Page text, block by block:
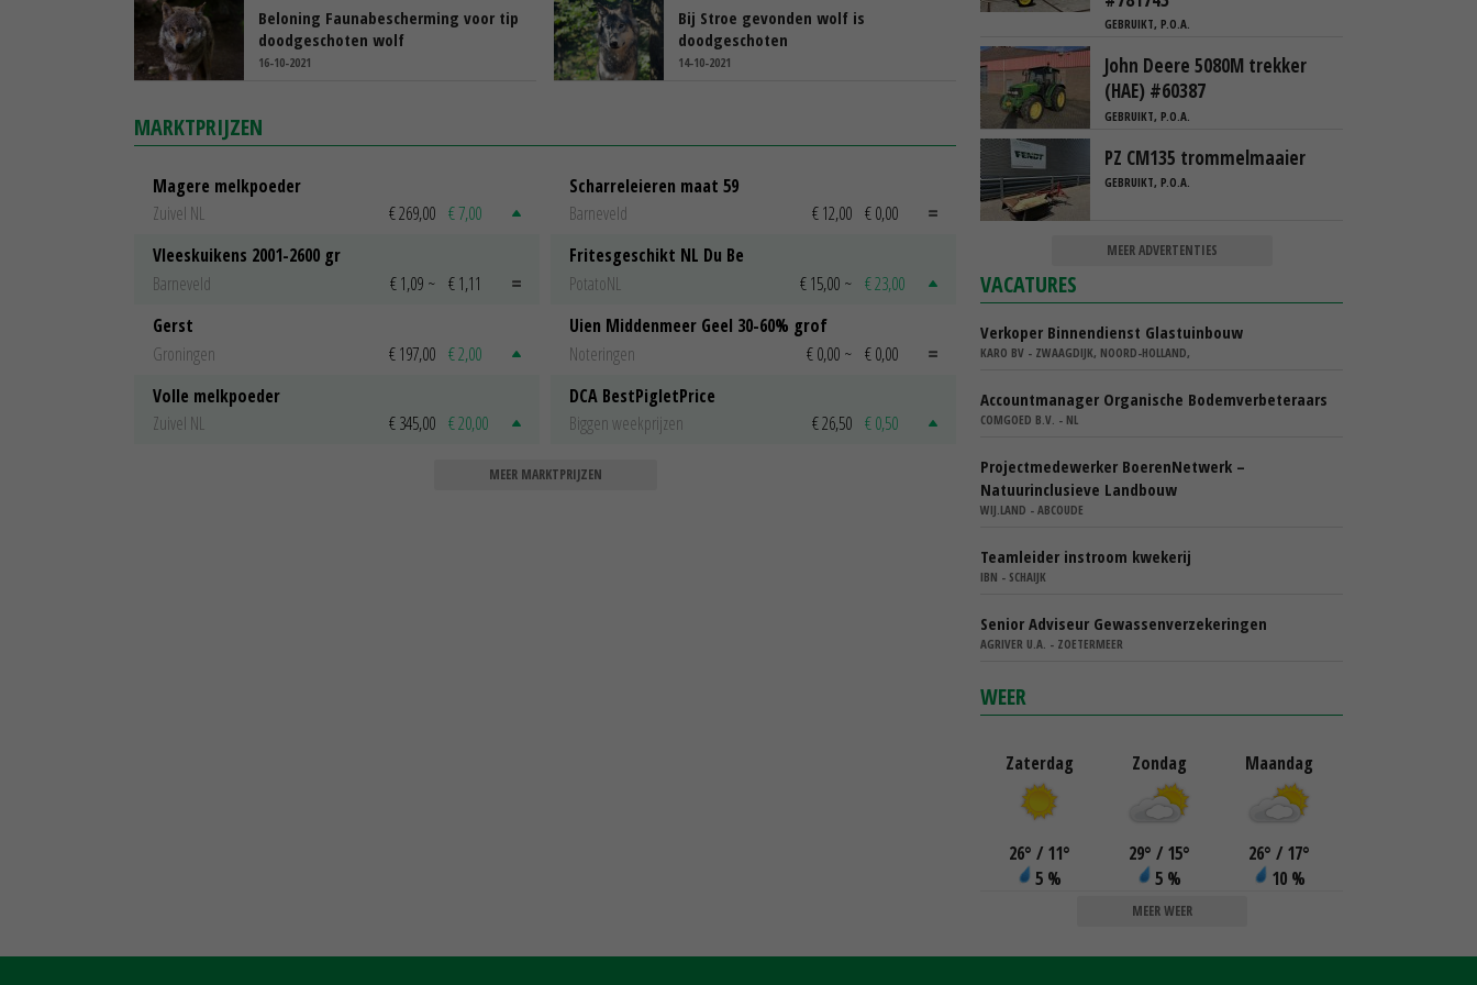
Beloning Faunabescherming voor tip
doodgeschoten wolf
16-10-2021
Bij Stroe gevonden wolf is
doodgeschoten
14-10-2021
MARKTPRIJZEN
Magere melkpoeder
Zuivel NL
€ 269,00 € 7,00
Vleeskuikens 2001-2600 gr
Barneveld
€ 1,09 ~ € 1,11
Gerst
Groningen
€ 197,00 € 2,00
Volle melkpoeder
Zuivel NL
€ 345,00 € 20,00
Scharreleieren maat 59
Barneveld
€ 12,00 € 0,00
Fritesgeschikt NL Du Be
PotatoNL
€ 15,00 ~ € 23,00
Uien Middenmeer Geel 30-60% grof
Noteringen
€ 0,00 ~ € 0,00
DCA BestPigletPrice
Biggen weekprijzen
€ 26,50 € 0,50
MEER MARKTPRIJZEN
GEBRUIKT, P.O.A.
John Deere 5080M trekker
(HAE) #60387
GEBRUIKT, P.O.A.
PZ CM135 trommelmaaier
GEBRUIKT, P.O.A.
MEER ADVERTENTIES
VACATURES
Verkoper Binnendienst Glastuinbouw
KARO BV - ZWAAGDIJK, NOORD-HOLLAND,
Accountmanager Organische Bodemverbeteraars
COMGOED B.V. - NL
Projectmedewerker BoerenNetwerk –
Natuurinclusieve Landbouw
WIJ.LAND - ABCOUDE
Teamleider instroom kwekerij
IBN - SCHAIJK
Senior Adviseur Gewassenverzekeringen
AGRIVER U.A. - ZOETERMEER
WEER
Zaterdag
26° / 11°
5 %
Zondag
29° / 15°
5 %
Maandag
26° / 17°
10 %
MEER WEER